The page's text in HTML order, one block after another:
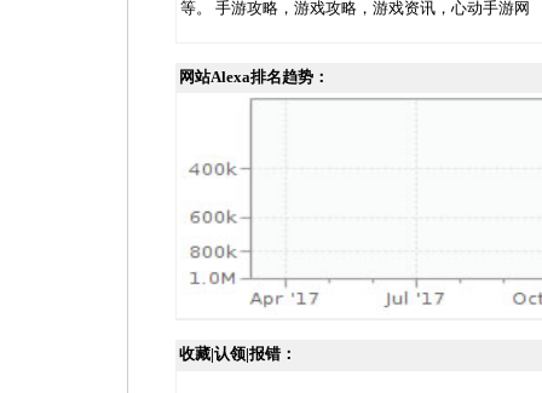
等。 手游攻略，游戏攻略，游戏资讯，心动手游网
网站Alexa排名趋势：
收藏|认领|报错：